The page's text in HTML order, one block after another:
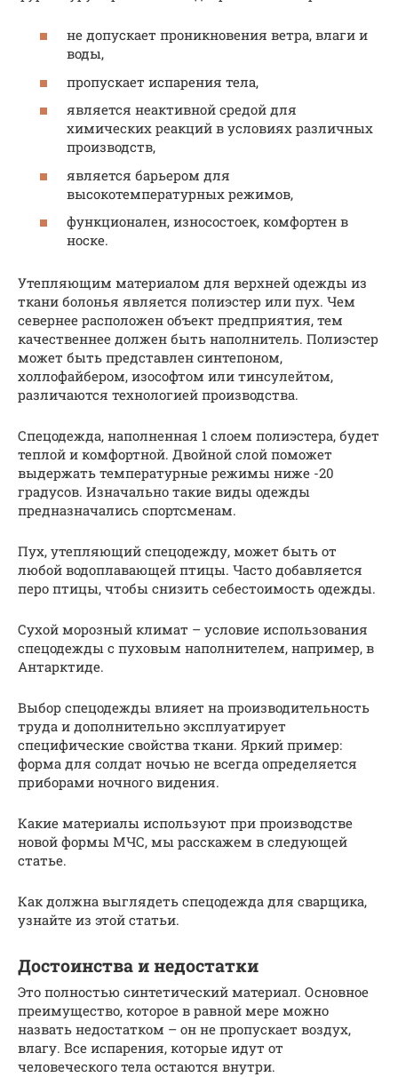
не допускает проникновения ветра, влаги и
воды,
пропускает испарения тела,
является неактивной средой для
химических реакций в условиях различных
производств,
является барьером для
высокотемпературных режимов,
функционален, износостоек, комфортен в
носке.
Утепляющим материалом для верхней одежды из
ткани болонья является полиэстер или пух. Чем
севернее расположен объект предприятия, тем
качественнее должен быть наполнитель. Полиэстер
может быть представлен синтепоном,
холлофайбером, изософтом или тинсулейтом,
различаются технологией производства.
Спецодежда, наполненная 1 слоем полиэстера, будет
теплой и комфортной. Двойной слой поможет
выдержать температурные режимы ниже -20
градусов. Изначально такие виды одежды
предназначались спортсменам.
Пух, утепляющий спецодежду, может быть от
любой водоплавающей птицы. Часто добавляется
перо птицы, чтобы снизить себестоимость одежды.
Сухой морозный климат – условие использования
спецодежды с пуховым наполнителем, например, в
Антарктиде.
Выбор спецодежды влияет на производительность
труда и дополнительно эксплуатирует
специфические свойства ткани. Яркий пример:
форма для солдат ночью не всегда определяется
приборами ночного видения.
Какие материалы используют при производстве
новой формы МЧС, мы расскажем в следующей
статье.
Как должна выглядеть спецодежда для сварщика,
узнайте из этой статьи.
Достоинства и недостатки
Это полностью синтетический материал. Основное
преимущество, которое в равной мере можно
назвать недостатком – он не пропускает воздух,
влагу. Все испарения, которые идут от
человеческого тела остаются внутри.